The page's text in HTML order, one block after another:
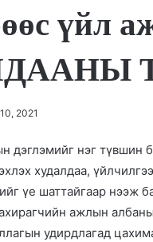
үйл
2021
дэглэмийг нэг түвшин
худалдаа,
үе шаттайгаар нээж
ажлын
удирдлагад